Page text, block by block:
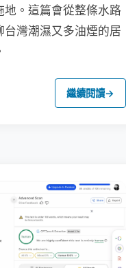
。這篇會從整條水路
灣潮濕又多油煙的居
繼續閱讀→